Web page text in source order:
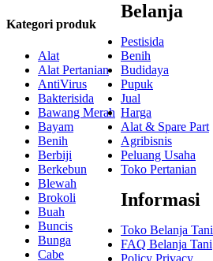
Kategori produk
Alat
Alat Pertanian
AntiVirus
Bakterisida
Bawang Merah
Bayam
Benih
Berbiji
Berkebun
Blewah
Brokoli
Buah
Buncis
Bunga
Cabe
Belanja
Pestisida
Benih
Budidaya
Pupuk
Jual
Harga
Alat & Spare Part
Agribisnis
Peluang Usaha
Toko Pertanian
Informasi
Toko Belanja Tani
FAQ Belanja Tani
Policy Privacy